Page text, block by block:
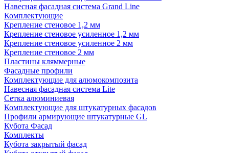
Навесная фасадная система Grand Line
Комплектующие
Крепление стеновое 1,2 мм
Крепление стеновое усиленное 1,2 мм
Крепление стеновое усиленное 2 мм
Крепление стеновое 2 мм
Пластины кляммерные
Фасадные профили
Комплектующие для алюмокомпозита
Навесная фасадная система Lite
Сетка алюминиевая
Комплектующие для штукатурных фасадов
Профили армирующие штукатурные GL
Кубота Фасад
Комплекты
Кубота закрытый фасад